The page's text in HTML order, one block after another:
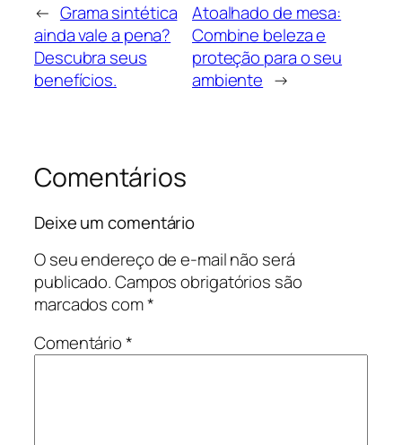
← Grama sintética
ainda vale a pena?
Descubra seus
benefícios.
Atoalhado de mesa:
Combine beleza e
proteção para o seu
ambiente →
Comentários
Deixe um comentário
O seu endereço de e-mail não será
publicado.Campos obrigatórios são
marcados com*
Comentário*